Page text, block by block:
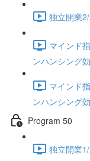
独立開業
マインド
ンハンシング
マインド
ンハンシング
Program 50
独立開業